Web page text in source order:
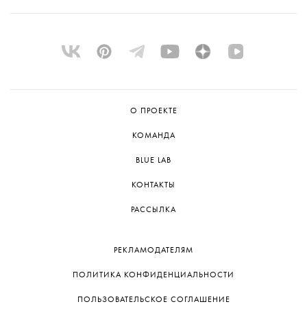
О ПРОЕКТЕ
КОМАНДА
BLUE LAB
КОНТАКТЫ
РАССЫЛКА
РЕКЛАМОДАТЕЛЯМ
ПОЛИТИКА КОНФИДЕНЦИАЛЬНОСТИ
ПОЛЬЗОВАТЕЛЬСКОЕ СОГЛАШЕНИЕ